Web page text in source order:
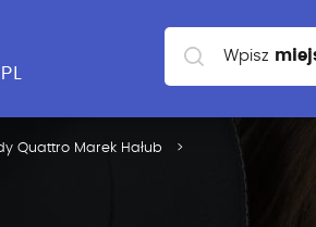
Wpisz
szkoły
Quattro Marek Hałub